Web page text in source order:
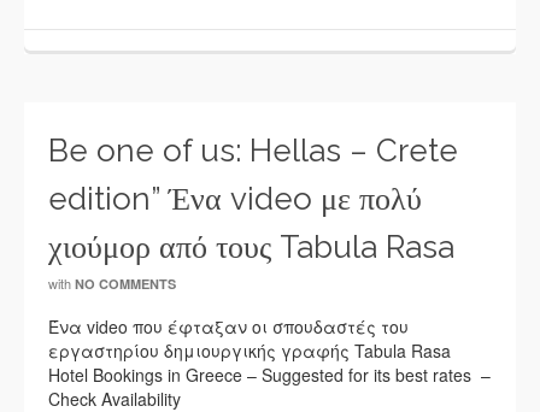
Be one of us: Hellas – Crete
edition” Ένα video με πολύ
χιούμορ από τους Tabula Rasa
with NO COMMENTS
Ένα video που έφταξαν οι σπουδαστές του
εργαστηρίου δημιουργικής γραφής Tabula Rasa
Hotel Bookings in Greece – Suggested for its best rates –
Check Availability